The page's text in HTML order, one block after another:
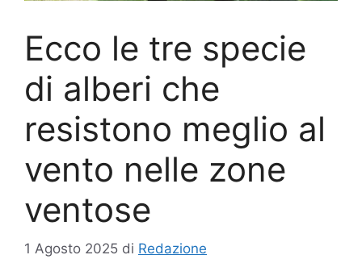
Ecco le tre specie
di alberi che
resistono meglio al
vento nelle zone
ventose
1 Agosto 2025 di Redazione